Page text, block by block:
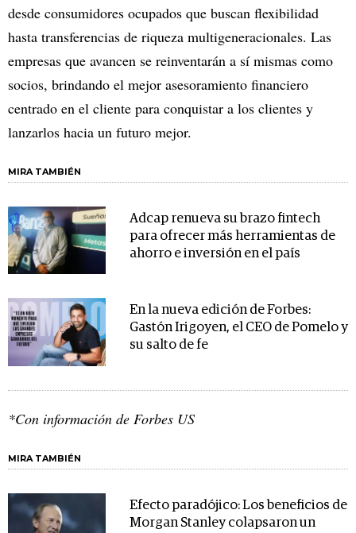
desde consumidores ocupados que buscan flexibilidad
hasta transferencias de riqueza multigeneracionales. Las
empresas que avancen se reinventarán a sí mismas como
socios, brindando el mejor asesoramiento financiero
centrado en el cliente para conquistar a los clientes y
lanzarlos hacia un futuro mejor.
MIRA TAMBIÉN
Adcap renueva su brazo fintech
para ofrecer más herramientas de
ahorro e inversión en el país
En la nueva edición de Forbes:
Gastón Irigoyen, el CEO de Pomelo y
su salto de fe
*Con información de Forbes US
MIRA TAMBIÉN
Efecto paradójico: Los beneficios de
Morgan Stanley colapsaron un